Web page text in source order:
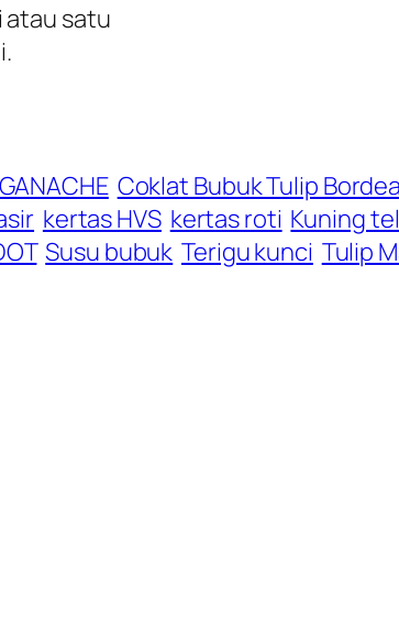
atau satu
Coklat Bubuk Tulip
kertas HVS kertas roti Kuning
Susu bubuk Terigu kunci Tulip